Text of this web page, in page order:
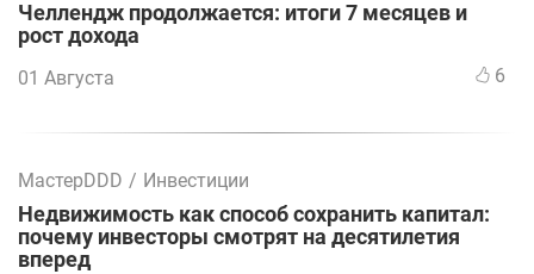
Челлендж продолжается: итоги 7 месяцев и
рост дохода
01 Августа 6
МастерDDD / Инвестиции
Недвижимость как способ сохранить капитал:
почему инвесторы смотрят на десятилетия
вперед